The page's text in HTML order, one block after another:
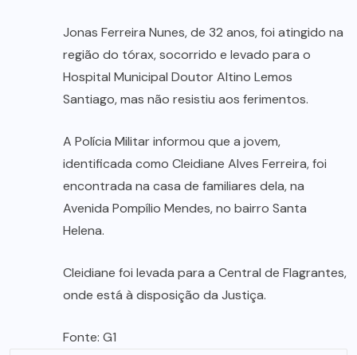
Jonas Ferreira Nunes, de 32 anos, foi atingido na
região do tórax, socorrido e levado para o
Hospital Municipal Doutor Altino Lemos
Santiago, mas não resistiu aos ferimentos.
A Polícia Militar informou que a jovem,
identificada como Cleidiane Alves Ferreira, foi
encontrada na casa de familiares dela, na
Avenida Pompílio Mendes, no bairro Santa
Helena.
Cleidiane foi levada para a Central de Flagrantes,
onde está à disposição da Justiça.
Fonte: G1